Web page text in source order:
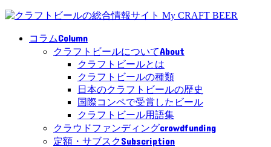
コラムColumn
クラフトビールについてAbout
クラフトビールとは
クラフトビールの種類
日本のクラフトビールの歴史
国際コンペで受賞したビール
クラフトビール用語集
クラウドファンディングcrowdfunding
定額・サブスクSubscription